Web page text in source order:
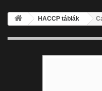
HACCP táblák